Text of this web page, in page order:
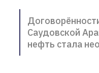
Саудовской
нефть стала